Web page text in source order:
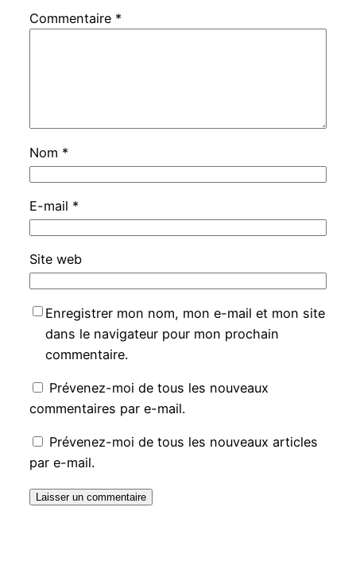
Commentaire *
Nom *
E-mail *
Site web
Enregistrer mon nom, mon e-mail et mon site
dans le navigateur pour mon prochain
commentaire.
Prévenez-moi de tous les nouveaux
commentaires par e-mail.
Prévenez-moi de tous les nouveaux articles
par e-mail.